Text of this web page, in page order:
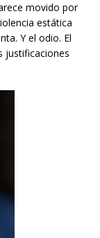
movido por
estática
Y el odio. El
justificaciones